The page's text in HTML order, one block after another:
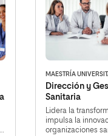
MAESTRÍA
Dirección y
Sanitaria
Lidera la
impulsa la
organizaciones